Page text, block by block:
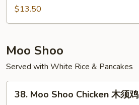
Special
楼
米
粉
$13.50
Moo Shoo
Served with White Rice & Pancakes
Moo
38. Moo Shoo Chicken 木须鸡